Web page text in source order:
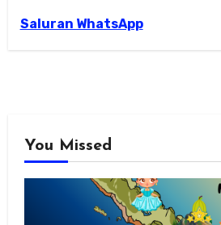
Saluran WhatsApp
You Missed